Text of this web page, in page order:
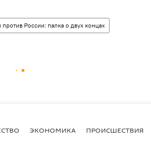
России: палка о двух концах
ЭКОНОМИКА ПРОИСШЕСТВИЯ